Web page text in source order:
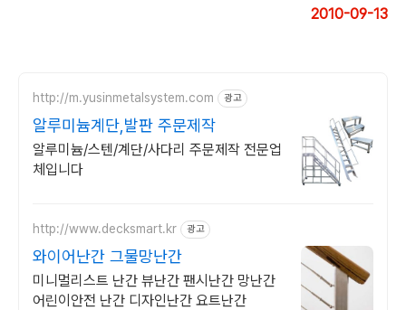
2010-09-13
http://m.yusinmetalsystem.com 광고
알루미늄계단,발판 주문제작
알루미늄/스텐/계단/사다리 주문제작 전문업
체입니다
http://www.decksmart.kr 광고
와이어난간 그물망난간
미니멀리스트 난간 뷰난간 팬시난간 망난간
어린이안전 난간 디자인난간 요트난간